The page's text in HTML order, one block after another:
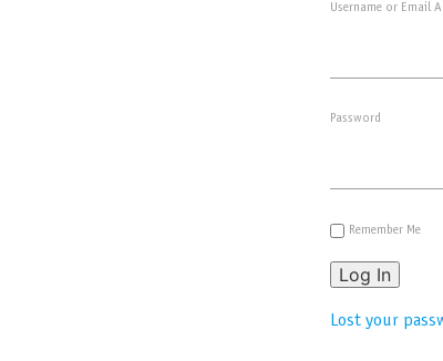
Username or Email
Password
Remember Me
Log In
Lost your